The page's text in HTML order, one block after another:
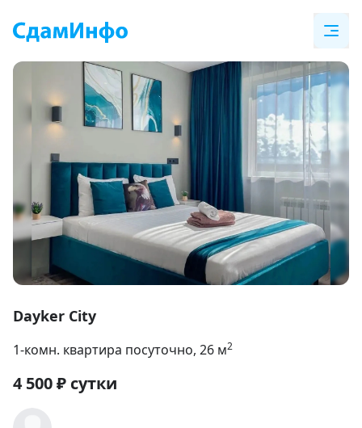
1
15
Dayker City
1-комн. квартира посуточно, 26 м2
4 500₽ сутки